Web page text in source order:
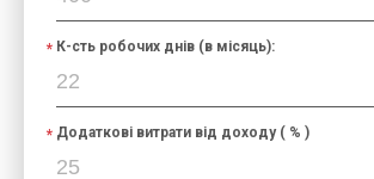
К-сть робочих днів (в місяць):
Додаткові витрати від доходу ( % )